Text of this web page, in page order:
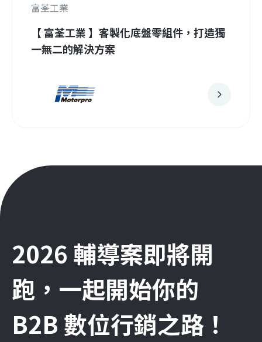
富荃工業
【 富荃工業 】客製化底盤零組件，打造獨
一無二的解決方案
2026 輔導案即將開
跑，一起開始你的
B2B 數位行銷之路！